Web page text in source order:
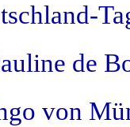
de
von